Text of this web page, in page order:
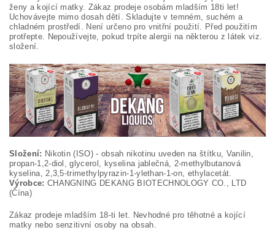
ženy a kojící matky. Zákaz prodeje osobám mladším 18ti let!
Uchovávejte mimo dosah dětí. Skladujte v temném, suchém a
chladném prostředí. Není určeno pro vnitřní použití. Před použitím
protřepte. Nepoužívejte, pokud trpíte alergii na některou z látek viz.
složení.
Složení: Nikotin (ISO) - obsah nikotinu uveden na štítku, Vanilin,
propan-1,2-diol, glycerol, kyselina jablečná, 2-methylbutanová
kyselina, 2,3,5-trimethylpyrazin-1-ylethan-1-on, ethylacetát.
Výrobce: CHANGNING DEKANG BIOTECHNOLOGY CO., LTD
(Čína)
Zákaz prodeje mladším 18-ti let. Nevhodné pro těhotné a kojící
matky nebo senzitivní osoby na obsah.